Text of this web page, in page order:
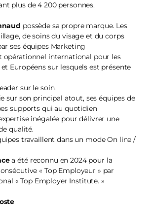
plus de 4 200 personnes.
possède sa propre marque. Les
de soins du visage et du corps
ses équipes Marketing
opérationnel international pour les
Européens sur lesquels est présente
sur le soin.
sur son principal atout, ses équipes de
supports qui au quotidien
inégalée pour délivrer une
qualité.
travaillent dans un mode On line /
a été reconnu en 2024 pour la
« Top Employeur » par
« Top Employer Institute. »